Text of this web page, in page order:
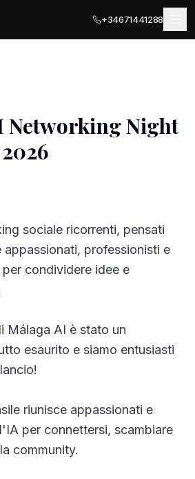
+34671441288
Aziendale
Networking Night
sociale ricorrenti, pensati
appassionati, professionisti e
condividere idee e
Málaga AI è stato un
esaurito e siamo entusiasti
riunisce appassionati e
per connettersi, scambiare
community.